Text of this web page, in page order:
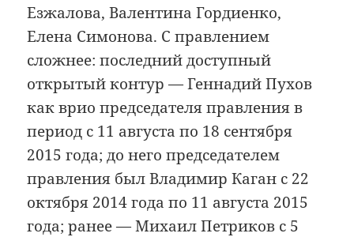
Езжалова, Валентина Гордиенко,
Елена Симонова. С правлением
сложнее: последний доступный
открытый контур — Геннадий Пухов
как врио председателя правления в
период с 11 августа по 18 сентября
2015 года; до него председателем
правления был Владимир Каган с 22
октября 2014 года по 11 августа 2015
года; ранее — Михаил Петриков с 5